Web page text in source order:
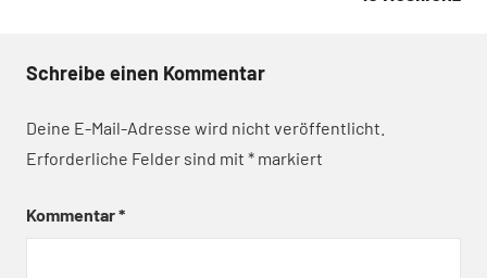
Schreibe einen Kommentar
Deine E-Mail-Adresse wird nicht veröffentlicht.
Erforderliche Felder sind mit * markiert
Kommentar*